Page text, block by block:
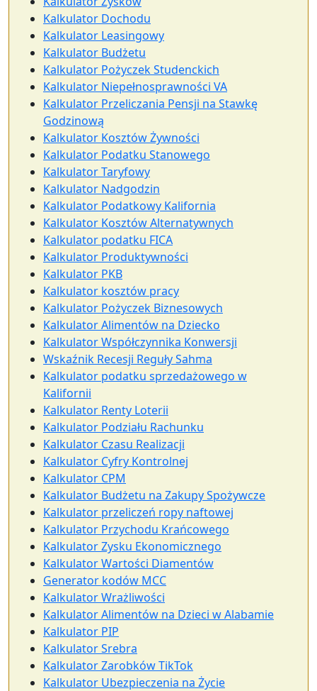
Kalkulator Dochodu
Kalkulator Leasingowy
Kalkulator Budżetu
Kalkulator Pożyczek Studenckich
Kalkulator Niepełnosprawności VA
Kalkulator Przeliczania Pensji na Stawkę
Godzinową
Kalkulator Kosztów Żywności
Kalkulator Podatku Stanowego
Kalkulator Taryfowy
Kalkulator Nadgodzin
Kalkulator Podatkowy Kalifornia
Kalkulator Kosztów Alternatywnych
Kalkulator podatku FICA
Kalkulator Produktywności
Kalkulator PKB
Kalkulator kosztów pracy
Kalkulator Pożyczek Biznesowych
Kalkulator Alimentów na Dziecko
Kalkulator Współczynnika Konwersji
Wskaźnik Recesji Reguły Sahma
Kalkulator podatku sprzedażowego w
Kalifornii
Kalkulator Renty Loterii
Kalkulator Podziału Rachunku
Kalkulator Czasu Realizacji
Kalkulator Cyfry Kontrolnej
Kalkulator CPM
Kalkulator Budżetu na Zakupy Spożywcze
Kalkulator przeliczeń ropy naftowej
Kalkulator Przychodu Krańcowego
Kalkulator Zysku Ekonomicznego
Kalkulator Wartości Diamentów
Generator kodów MCC
Kalkulator Wrażliwości
Kalkulator Alimentów na Dzieci w Alabamie
Kalkulator PIP
Kalkulator Srebra
Kalkulator Zarobków TikTok
Kalkulator Ubezpieczenia na Życie